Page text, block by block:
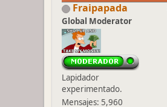
Fraipapada
Global Moderator
Lapidador
experimentado.
Mensajes: 5,960